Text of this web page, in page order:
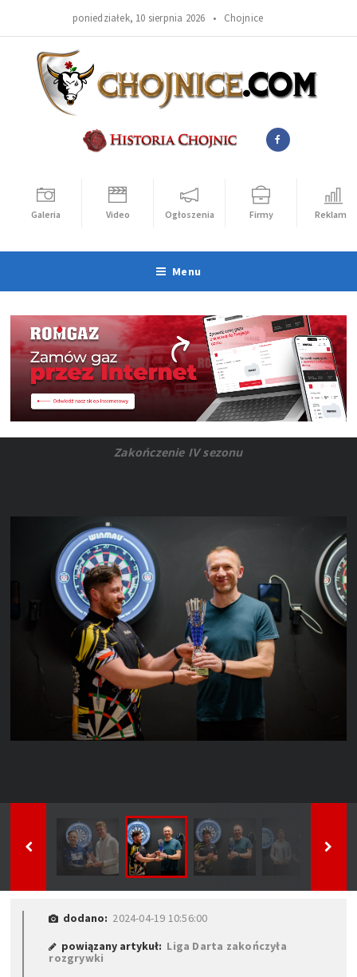
poniedziałek, 10 sierpnia 2026 • Chojnice
Galeria Video Ogłoszenia Firmy Reklama
Menu
Zakończenie IV sezonu
dodano: 2024-04-19 10:56:00
powiązany artykuł: Liga Darta zakończyła
rozgrywki